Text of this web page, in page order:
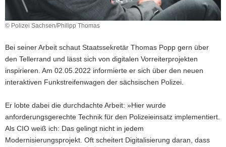
© Polizei Sachsen/Philipp Thomas
Bei seiner Arbeit schaut Staatssekretär Thomas Popp gern über
den Tellerrand und lässt sich von digitalen Vorreiterprojekten
inspirieren. Am 02.05.2022 informierte er sich über den neuen
interaktiven Funkstreifenwagen der sächsischen Polizei.
Er lobte dabei die durchdachte Arbeit: »Hier wurde
anforderungsgerechte Technik für den Polizeieinsatz implementiert.
Als CIO weiß ich: Das gelingt nicht in jedem
Modernisierungsprojekt. Oft scheitert Digitalisierung daran, dass